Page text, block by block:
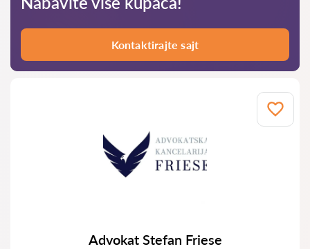
Kontaktirajte sajt
Advokat Stefan Friese